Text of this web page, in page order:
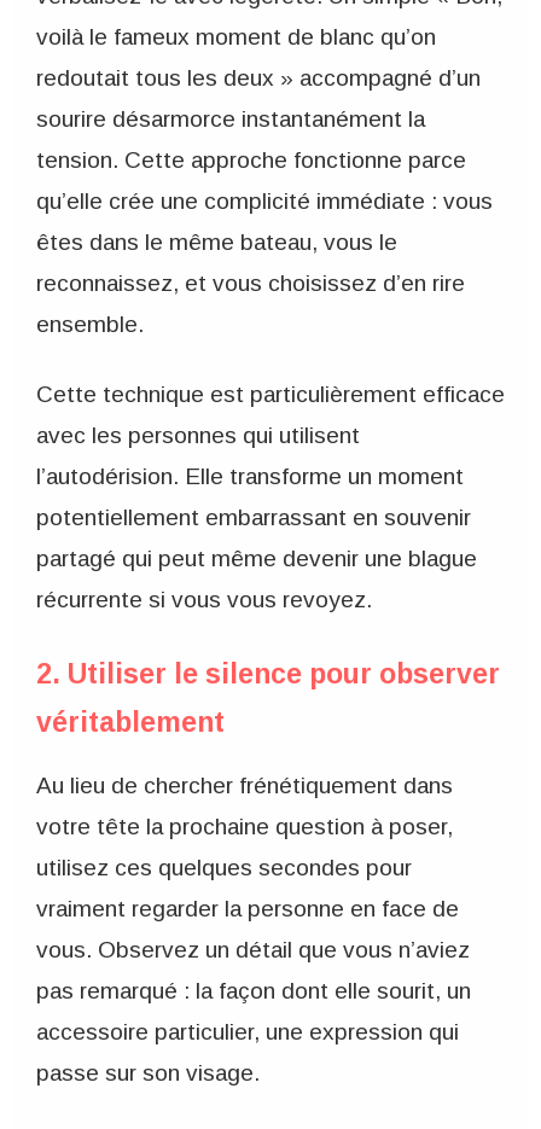
voilà le fameux moment de blanc qu’on
redoutait tous les deux » accompagné d’un
sourire désarmorce instantanément la
tension. Cette approche fonctionne parce
qu’elle crée une complicité immédiate : vous
êtes dans le même bateau, vous le
reconnaissez, et vous choisissez d’en rire
ensemble.
Cette technique est particulièrement efficace
avec les personnes qui utilisent
l’autodérision. Elle transforme un moment
potentiellement embarrassant en souvenir
partagé qui peut même devenir une blague
récurrente si vous vous revoyez.
2. Utiliser le silence pour observer
véritablement
Au lieu de chercher frénétiquement dans
votre tête la prochaine question à poser,
utilisez ces quelques secondes pour
vraiment regarder la personne en face de
vous. Observez un détail que vous n’aviez
pas remarqué : la façon dont elle sourit, un
accessoire particulier, une expression qui
passe sur son visage.